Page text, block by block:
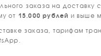
заказа на доставку
от 15.000 рублей и выше
заказа, тарифам